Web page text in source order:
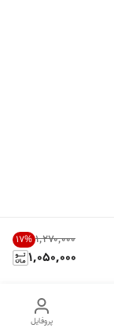
۱٬۲۷۰٬۰۰۰ 17%
1,050,000
پروفایل